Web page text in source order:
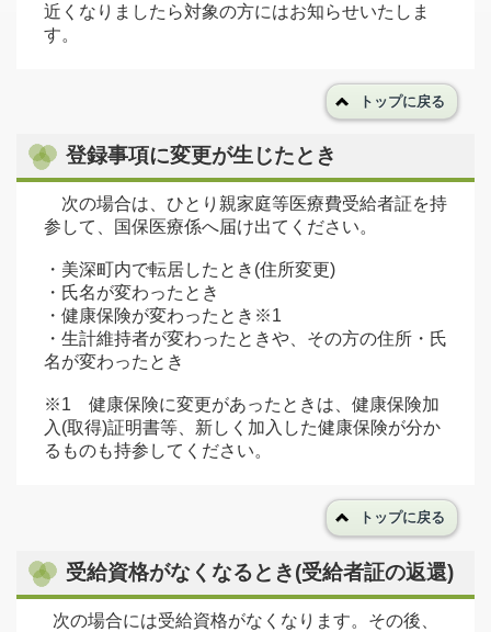
近くなりましたら対象の方にはお知らせいたしま
す。
トップに戻る
登録事項に変更が生じたとき
次の場合は、ひとり親家庭等医療費受給者証を持
参して、国保医療係へ届け出てください。
・美深町内で転居したとき(住所変更)
・氏名が変わったとき
・健康保険が変わったとき※1
・生計維持者が変わったときや、その方の住所・氏
名が変わったとき
※1 健康保険に変更があったときは、健康保険加
入(取得)証明書等、新しく加入した健康保険が分か
るものも持参してください。
トップに戻る
受給資格がなくなるとき(受給者証の返還)
次の場合には受給資格がなくなります。その後、